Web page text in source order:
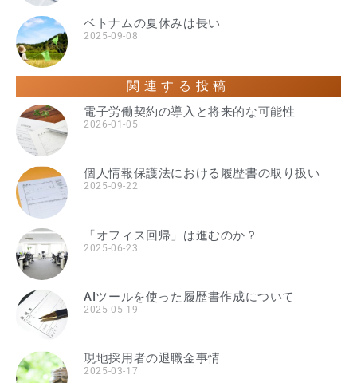
ベトナムの夏休みは長い
2025-09-08
関連する投稿
電子労働契約の導入と将来的な可能性
2026-01-05
個人情報保護法における履歴書の取り扱い
2025-09-22
「オフィス回帰」は進むのか？
2025-06-23
AIツールを使った履歴書作成について
2025-05-19
現地採用者の退職金事情
2025-03-17